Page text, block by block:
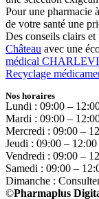
Pour une pharmacie
de votre santé une
Des conseils clairs et
Château avec une
médical
Recyclage
Nos horaires
Lundi : 09:00 –
Mardi : 09:00 –
Mercredi : 09:00 –
Jeudi : 09:00 –
Vendredi : 09:00 –
Samedi : 09:00 –
Dimanche :
©Pharmaplus